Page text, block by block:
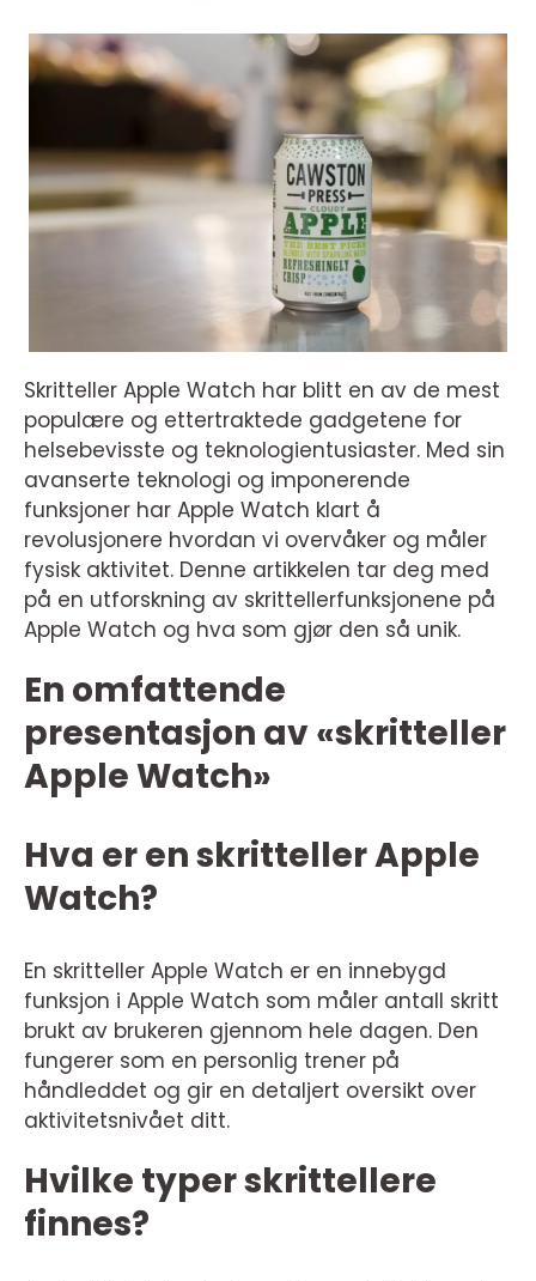
Skritteller Apple Watch har blitt en av de mest
populære og ettertraktede gadgetene for
helsebevisste og teknologientusiaster. Med sin
avanserte teknologi og imponerende
funksjoner har Apple Watch klart å
revolusjonere hvordan vi overvåker og måler
fysisk aktivitet. Denne artikkelen tar deg med
på en utforskning av skrittellerfunksjonene på
Apple Watch og hva som gjør den så unik.
En omfattende
presentasjon av «skritteller
Apple Watch»
Hva er en skritteller Apple
Watch?
En skritteller Apple Watch er en innebygd
funksjon i Apple Watch som måler antall skritt
brukt av brukeren gjennom hele dagen. Den
fungerer som en personlig trener på
håndleddet og gir en detaljert oversikt over
aktivitetsnivået ditt.
Hvilke typer skrittellere
finnes?